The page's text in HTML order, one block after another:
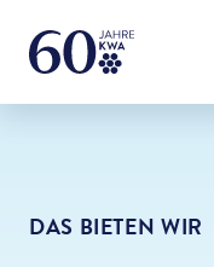
DAS BIETEN WIR